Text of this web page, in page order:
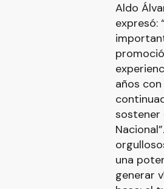
Aldo
expresó:
años
sostener
una
generar